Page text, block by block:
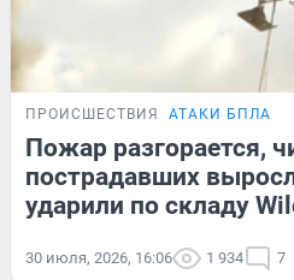
ПРОИСШЕСТВИЯ АТАКИ БПЛА
Пожар разгорается,
пострадавших
ударили по складу
30 июля, 2026, 16:06 1 934 7